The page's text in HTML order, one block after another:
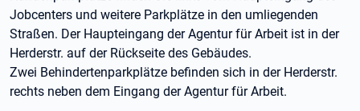
Jobcenters und weitere Parkplätze in den umliegenden
Straßen. Der Haupteingang der Agentur für Arbeit ist in der
Herderstr. auf der Rückseite des Gebäudes.
Zwei Behindertenparkplätze befinden sich in der Herderstr.
rechts neben dem Eingang der Agentur für Arbeit.